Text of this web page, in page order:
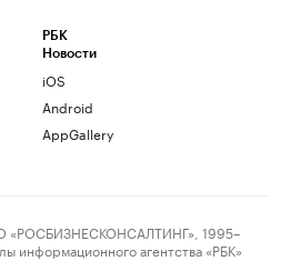
РБК
Новости
iOS
Android
AppGallery
1995–
информационного агентства «РБК»